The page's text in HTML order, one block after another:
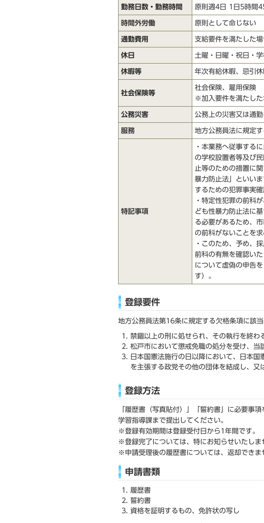
勤務日数・勤務時間 原則週4日 1日5時間
時間外労働 原則として命じない
通勤費用 支給要件を満たした
休日 土曜・日曜・祝日・
休暇等 年次有給休暇、忌引
社会保険等
社会保険、雇用保険
※加入要件を満たした
公務災害 公務上の災害又は通
服務 地方公務員法に規定
特記事項
・本業務へ従事する
の学校設置者等及び
止等のための措置に
暴力防止法」といい
するための犯罪事実
・特定性犯罪の前科
ども性暴力防止法に
る必要があるため、
の前科がないことを
・このため、予め、
前科の有無を確認い
について虚偽の申告
す）。
登録要件
地方公務員法第16条に規定する欠格条項に該
禁錮以上の刑に処せられ、その執行を終わ
松戸市において懲戒免職の処分を受け、当
日本国憲法施行の日以降において、日本
を主張する政党その他の団体を結成し、又
登録方法
「履歴書（写真貼付）」「誓約書」に必要事
学習指導課まで提出してください。
※登録有効期間は登録受付日から1年間です。
※登録完了については、特にお知らせいたしま
※申請受理後の履歴書については、返却できま
申請書類
履歴書
誓約書
資格を証明するもの、免許状の写し